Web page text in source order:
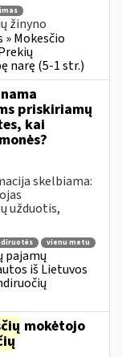
žinyno
Mokesčio
narę (5-1 str.)
priskiriamų
kai
skelbiama:
užduotis,
vienu metu
pajamų
iš Lietuvos
mokėtojo